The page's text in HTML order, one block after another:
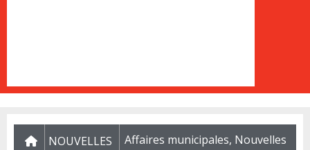
NOUVELLES Affaires municipales, Nouvelles